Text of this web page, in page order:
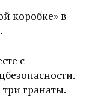
коробке» в
с
гранаты.